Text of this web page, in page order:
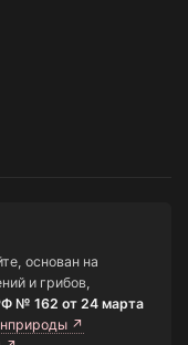
основан на
и грибов,
№ 162 от 24 марта
↗